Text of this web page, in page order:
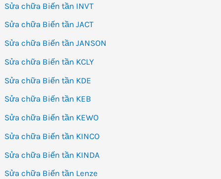
Sửa chữa Biến tần INVT
Sửa chữa Biến tần JACT
Sửa chữa Biến tần JANSON
Sửa chữa Biến tần KCLY
Sửa chữa Biến tần KDE
Sửa chữa Biến tần KEB
Sửa chữa Biến tần KEWO
Sửa chữa Biến tần KINCO
Sửa chữa Biến tần KINDA
Sửa chữa Biến tần Lenze